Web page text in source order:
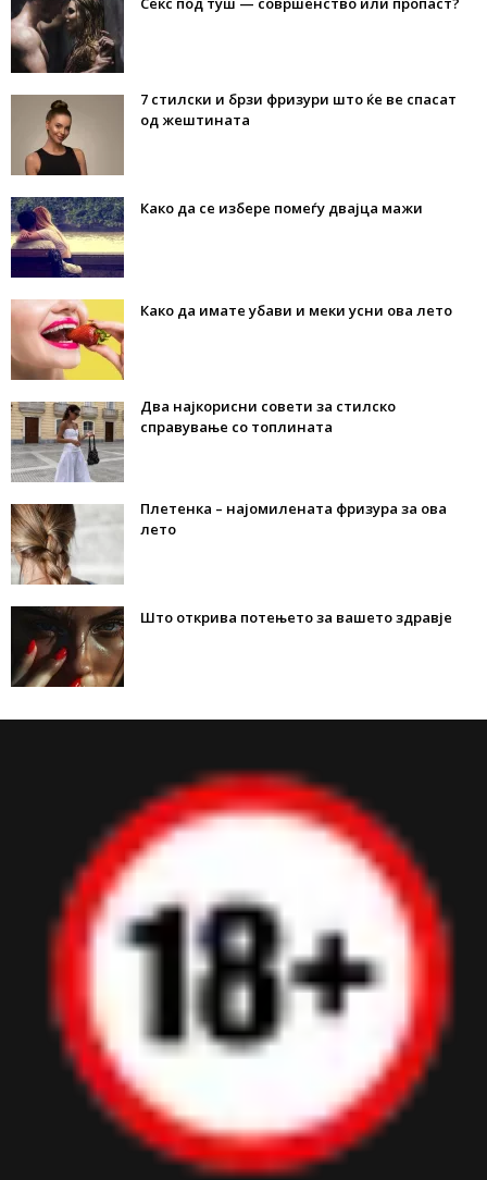
7 стилски и брзи фризури што ќе ве спасат
од жештината
Како да се избере помеѓу двајца мажи
Како да имате убави и меки усни ова лето
Два најкорисни совети за стилско
справување со топлината
Плетенка – најомилената фризура за ова
лето
Што открива потењето за вашето здравје